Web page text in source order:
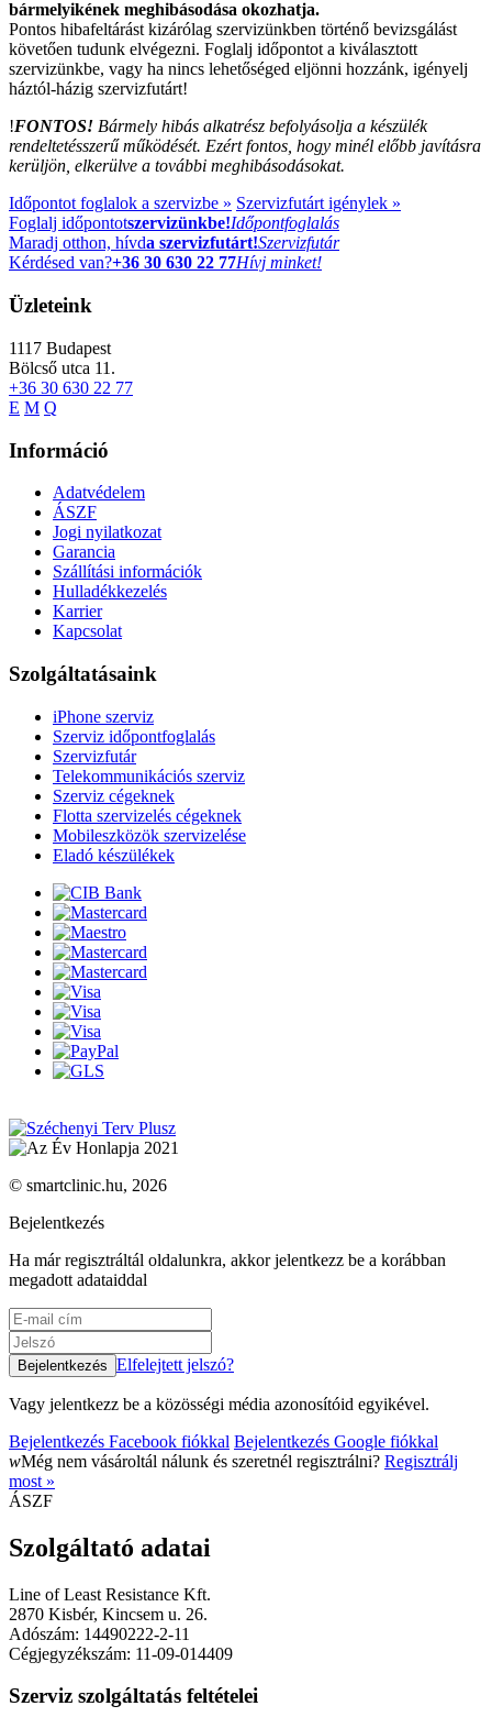
bármelyikének meghibásodása okozhatja.
Pontos hibafeltárást kizárólag szervizünkben történő bevizsgálást
követően tudunk elvégezni. Foglalj időpontot a kiválasztott
szervizünkbe, vagy ha nincs lehetőséged eljönni hozzánk, igényelj
háztól-házig szervizfutárt!
!FONTOS! Bármely hibás alkatrész befolyásolja a készülék
rendeltetésszerű működését. Ezért fontos, hogy minél előbb javításra
kerüljön, elkerülve a további meghibásodásokat.
Időpontot foglalok a szervizbe » Szervizfutárt igénylek »
Foglalj időpontotszervizünkbe!Időpontfoglalás
Maradj otthon, hívda szervizfutárt!Szervizfutár
Kérdésed van?+36 30 630 22 77Hívj minket!
Üzleteink
1117 Budapest
Bölcső utca 11.
+36 30 630 22 77
E M Q
Információ
Adatvédelem
ÁSZF
Jogi nyilatkozat
Garancia
Szállítási információk
Hulladékkezelés
Karrier
Kapcsolat
Szolgáltatásaink
iPhone szerviz
Szerviz időpontfoglalás
Szervizfutár
Telekommunikációs szerviz
Szerviz cégeknek
Flotta szervizelés cégeknek
Mobileszközök szervizelése
Eladó készülékek
© smartclinic.hu, 2026
Bejelentkezés
Ha már regisztráltál oldalunkra, akkor jelentkezz be a korábban
megadott adataiddal
Elfelejtett jelszó?
Vagy jelentkezz be a közösségi média azonosítóid egyikével.
Bejelentkezés Facebook fiókkal Bejelentkezés Google fiókkal
wMég nem vásároltál nálunk és szeretnél regisztrálni? Regisztrálj
most »
ÁSZF
Szolgáltató adatai
Line of Least Resistance Kft.
2870 Kisbér, Kincsem u. 26.
Adószám: 14490222-2-11
Cégjegyzékszám: 11-09-014409
Szerviz szolgáltatás feltételei